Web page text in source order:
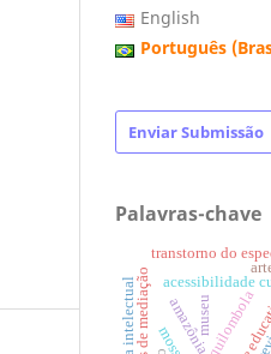
English
Português
Enviar Submissão
Palavras-chave
acessibilidade
transtorno do
amazônia
museu